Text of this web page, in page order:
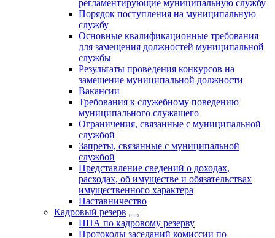
регламентирующие муниципальную службу
Порядок поступления на муниципальную
службу
Основные квалификационные требования
для замещения должностей муниципальной
службы
Результаты проведения конкурсов на
замещение муниципальной должности
Вакансии
Требования к служебному поведению
муниципального служащего
Ограничения, связанные с муниципальной
службой
Запреты, связанные с муниципальной
службой
Представление сведений о доходах,
расходах, об имуществе и обязательствах
имущественного характера
Наставничество
Кадровый резерв
НПА по кадровому резерву
Протоколы заседаний комиссии по